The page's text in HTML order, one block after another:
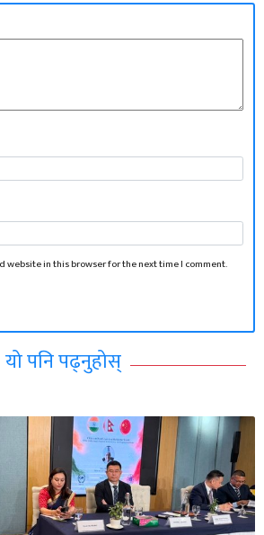
website in this browser for the next time I comment.
यो पनि पढ्नुहोस्